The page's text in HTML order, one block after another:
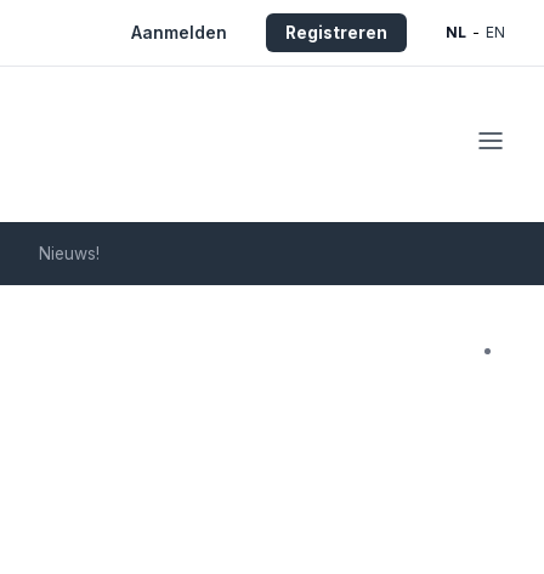
Aanmelden Registreren NL - EN
Nieuws!